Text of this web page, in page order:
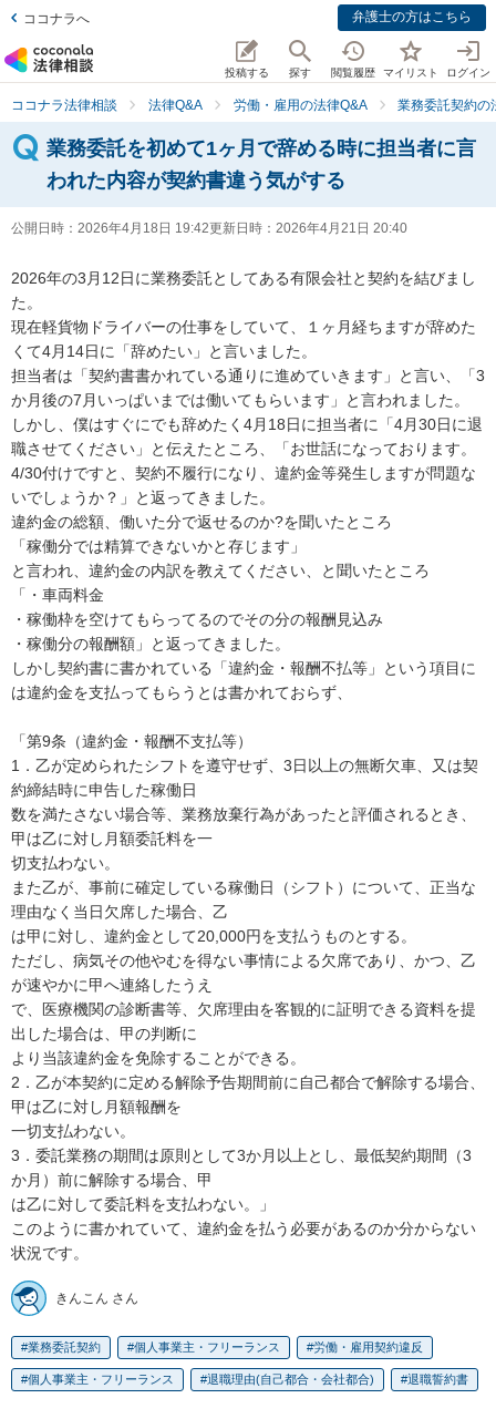
ココナラへ 弁護士の方はこちら
投稿する 探す 閲覧履歴 マイリスト ログイン
ココナラ法律相談 法律Q&A 労働・雇用の法律Q&A 業務委託契約の
業務委託を初めて1ヶ月で辞める時に担当者に言
われた内容が契約書違う気がする
公開日時： 2026年4月18日 19:42更新日時： 2026年4月21日 20:40
2026年の3月12日に業務委託としてある有限会社と契約を結びまし
た。
現在軽貨物ドライバーの仕事をしていて、１ヶ月経ちますが辞めた
くて4月14日に「辞めたい」と言いました。
担当者は「契約書書かれている通りに進めていきます」と言い、「3
か月後の7月いっぱいまでは働いてもらいます」と言われました。
しかし、僕はすぐにでも辞めたく4月18日に担当者に「4月30日に退
職させてください」と伝えたところ、「お世話になっております。
4/30付けですと、契約不履行になり、違約金等発生しますが問題な
いでしょうか？」と返ってきました。
違約金の総額、働いた分で返せるのか?を聞いたところ
「稼働分では精算できないかと存じます」
と言われ、違約金の内訳を教えてください、と聞いたところ
「・車両料金
・稼働枠を空けてもらってるのでその分の報酬見込み
・稼働分の報酬額」と返ってきました。
しかし契約書に書かれている「違約金・報酬不払等」という項目に
は違約金を支払ってもらうとは書かれておらず、
「第9条（違約金・報酬不支払等）
1．乙が定められたシフトを遵守せず、3日以上の無断欠車、又は契
約締結時に申告した稼働日
数を満たさない場合等、業務放棄行為があったと評価されるとき、
甲は乙に対し月額委託料を一
切支払わない。
また乙が、事前に確定している稼働日（シフト）について、正当な
理由なく当日欠席した場合、乙
は甲に対し、違約金として20,000円を支払うものとする。
ただし、病気その他やむを得ない事情による欠席であり、かつ、乙
が速やかに甲へ連絡したうえ
で、医療機関の診断書等、欠席理由を客観的に証明できる資料を提
出した場合は、甲の判断に
より当該違約金を免除することができる。
2．乙が本契約に定める解除予告期間前に自己都合で解除する場合、
甲は乙に対し月額報酬を
一切支払わない。
3．委託業務の期間は原則として3か月以上とし、最低契約期間（3
か月）前に解除する場合、甲
は乙に対して委託料を支払わない。」
このように書かれていて、違約金を払う必要があるのか分からない
状況です。
きんこん さん
業務委託契約 個人事業主・フリーランス 労働・雇用契約違反
個人事業主・フリーランス 退職理由(自己都合・会社都合) 退職誓約書